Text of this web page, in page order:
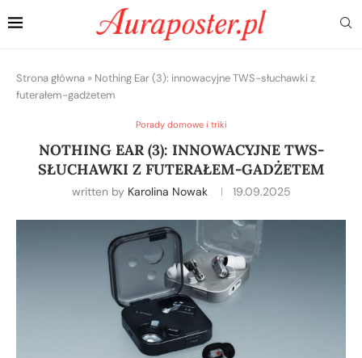
Strona główna » Nothing Ear (3): innowacyjne TWS-słuchawki z
futerałem-gadżetem
Porady domowe i triki
NOTHING EAR (3): INNOWACYJNE TWS-
SŁUCHAWKI Z FUTERAŁEM-GADŻETEM
written by Karolina Nowak 19.09.2025